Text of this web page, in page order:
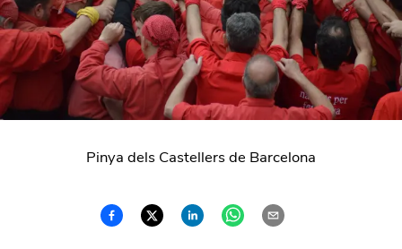
Pinya dels Castellers de Barcelona